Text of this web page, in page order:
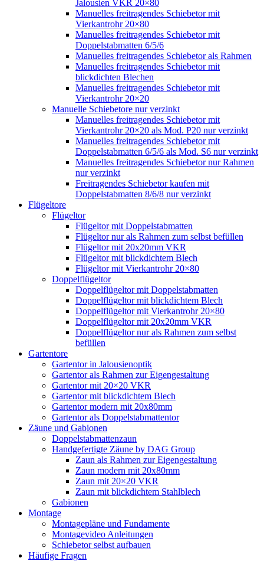
Jalousien VKR 20×80
Manuelles freitragendes Schiebetor mit
Vierkantrohr 20×80
Manuelles freitragendes Schiebetor mit
Doppelstabmatten 6/5/6
Manuelles freitragendes Schiebetor als Rahmen
Manuelles freitragendes Schiebetor mit
blickdichten Blechen
Manuelles freitragendes Schiebetor mit
Vierkantrohr 20×20
Manuelle Schiebetore nur verzinkt
Manuelles freitragendes Schiebetor mit
Vierkantrohr 20×20 als Mod. P20 nur verzinkt
Manuelles freitragendes Schiebetor mit
Doppelstabmatten 6/5/6 als Mod. S6 nur verzinkt
Manuelles freitragendes Schiebetor nur Rahmen
nur verzinkt
Freitragendes Schiebetor kaufen mit
Doppelstabmatten 8/6/8 nur verzinkt
Flügeltore
Flügeltor
Flügeltor mit Doppelstabmatten
Flügeltor nur als Rahmen zum selbst befüllen
Flügeltor mit 20x20mm VKR
Flügeltor mit blickdichtem Blech
Flügeltor mit Vierkantrohr 20×80
Doppelflügeltor
Doppelflügeltor mit Doppelstabmatten
Doppelflügeltor mit blickdichtem Blech
Doppelflügeltor mit Vierkantrohr 20×80
Doppelflügeltor mit 20x20mm VKR
Doppelflügeltor nur als Rahmen zum selbst
befüllen
Gartentore
Gartentor in Jalousienoptik
Gartentor als Rahmen zur Eigengestaltung
Gartentor mit 20×20 VKR
Gartentor mit blickdichtem Blech
Gartentor modern mit 20x80mm
Gartentor als Doppelstabmattentor
Zäune und Gabionen
Doppelstabmattenzaun
Handgefertigte Zäune by DAG Group
Zaun als Rahmen zur Eigengestaltung
Zaun modern mit 20x80mm
Zaun mit 20×20 VKR
Zaun mit blickdichtem Stahlblech
Gabionen
Montage
Montagepläne und Fundamente
Montagevideo Anleitungen
Schiebetor selbst aufbauen
Häufige Fragen